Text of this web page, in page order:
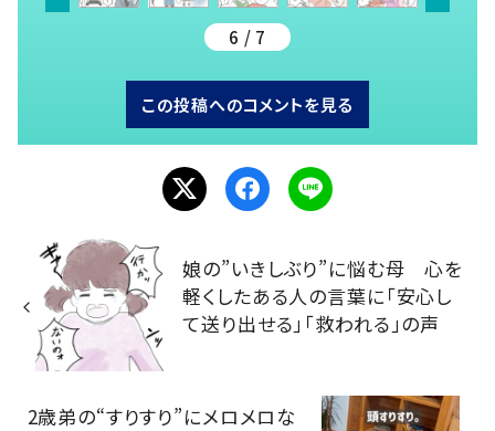
6 / 7
この投稿へのコメントを見る
娘の”いきしぶり”に悩む母 心を
軽くしたある人の言葉に「安心し
て送り出せる」「救われる」の声
2歳弟の“すりすり”にメロメロな